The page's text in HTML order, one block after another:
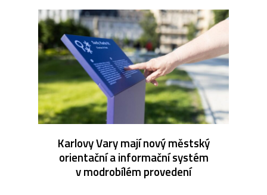
Karlovy Vary mají nový městský
orientační a informační systém
v modrobílém provedení